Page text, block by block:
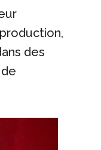
des